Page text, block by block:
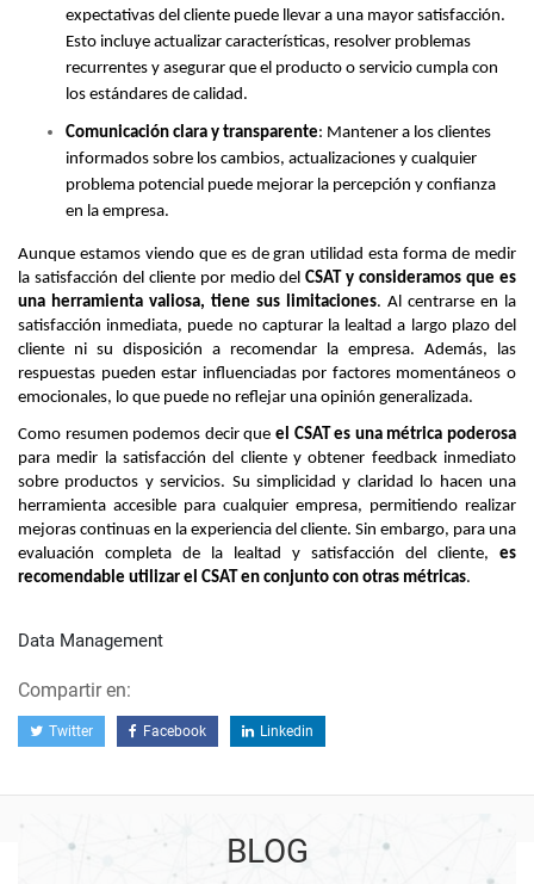
expectativas del cliente puede llevar a una mayor satisfacción.
Esto incluye actualizar características, resolver problemas
recurrentes y asegurar que el producto o servicio cumpla con
los estándares de calidad.
Comunicación clara y transparente: Mantener a los clientes
informados sobre los cambios, actualizaciones y cualquier
problema potencial puede mejorar la percepción y confianza
en la empresa.
Aunque estamos viendo que es de gran utilidad esta forma de medir
la satisfacción del cliente por medio del CSAT y consideramos que es
una herramienta valiosa, tiene sus limitaciones. Al centrarse en la
satisfacción inmediata, puede no capturar la lealtad a largo plazo del
cliente ni su disposición a recomendar la empresa. Además, las
respuestas pueden estar influenciadas por factores momentáneos o
emocionales, lo que puede no reflejar una opinión generalizada.
Como resumen podemos decir que el CSAT es una métrica poderosa
para medir la satisfacción del cliente y obtener feedback inmediato
sobre productos y servicios. Su simplicidad y claridad lo hacen una
herramienta accesible para cualquier empresa, permitiendo realizar
mejoras continuas en la experiencia del cliente. Sin embargo, para una
evaluación completa de la lealtad y satisfacción del cliente, es
recomendable utilizar el CSAT en conjunto con otras métricas.
Data Management
Compartir en:
Twitter Facebook Linkedin
BLOG